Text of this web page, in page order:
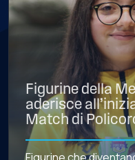
Figurine della
aderisce
Match di